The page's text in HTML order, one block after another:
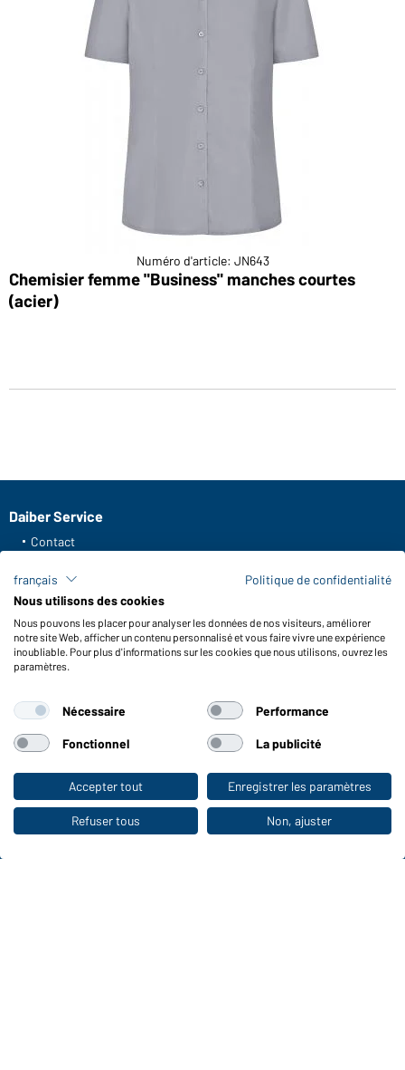
Vers la boutique pour particuliers
Numéro d'article: JN643
Chemisier femme "Business" manches courtes
(acier)
Daiber Service
Contact
Frais de transport
FAQ / Manuel d' utilisation
Vérifier le stock
Reporting system according to whistleblower protection act
Caractéristiques du produit
Conseils d'entretien
Tailles
Couleurs
WORKWEAR COLLECTION
français
Politique de confidentialité
Nous utilisons des cookies
Nous pouvons les placer pour analyser les données de nos visiteurs, améliorer
notre site Web, afficher un contenu personnalisé et vous faire vivre une expérience
inoubliable. Pour plus d'informations sur les cookies que nous utilisons, ouvrez les
paramètres.
Nécessaire Performance
Fonctionnel La publicité
Accepter tout Enregistrer les paramètres
Refuser tous Non, ajuster